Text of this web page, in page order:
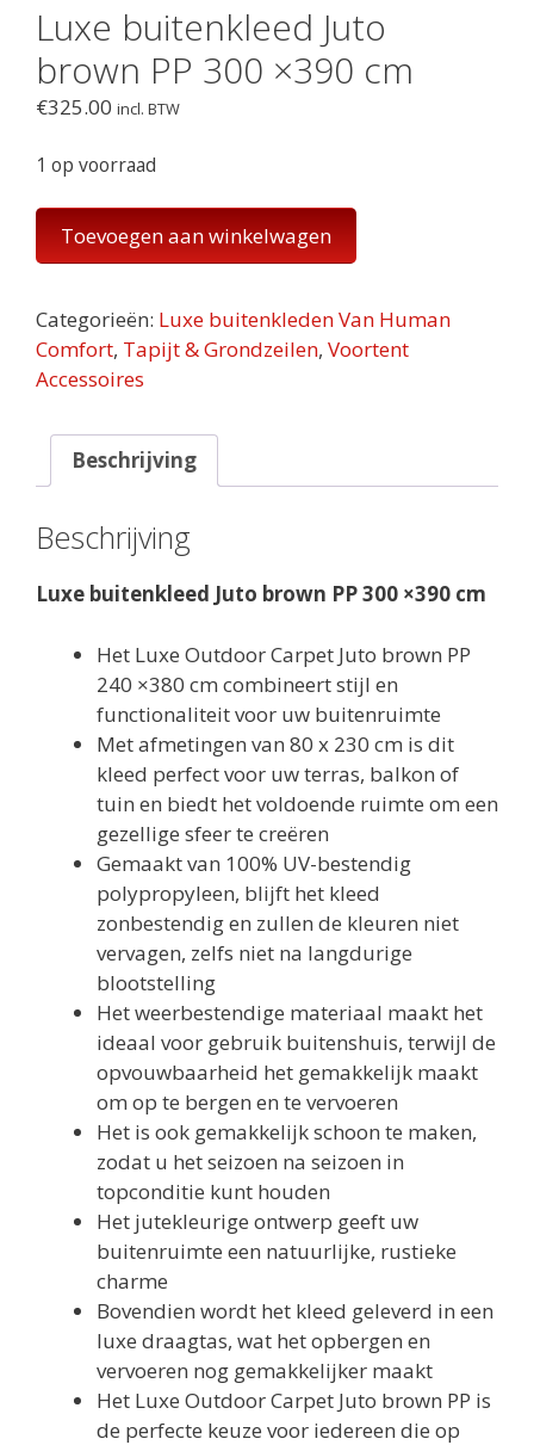
Luxe buitenkleed Juto
brown PP 300 ×390 cm
€325.00 incl. BTW
1 op voorraad
Luxe
buitenkleed
brown
PP
300
cm
aantal
Toevoegen aan winkelwagen
Categorieën: Luxe buitenkleden Van Human
Comfort, Tapijt & Grondzeilen, Voortent
Accessoires
Beschrijving
Beschrijving
Luxe buitenkleed Juto brown PP 300 ×390 cm
Het Luxe Outdoor Carpet Juto brown PP
240 ×380 cm combineert stijl en
functionaliteit voor uw buitenruimte
Met afmetingen van 80 x 230 cm is dit
kleed perfect voor uw terras, balkon of
tuin en biedt het voldoende ruimte om een
​​gezellige sfeer te creëren
Gemaakt van 100% UV-bestendig
polypropyleen, blijft het kleed
zonbestendig en zullen de kleuren niet
vervagen, zelfs niet na langdurige
blootstelling
Het weerbestendige materiaal maakt het
ideaal voor gebruik buitenshuis, terwijl de
opvouwbaarheid het gemakkelijk maakt
om op te bergen en te vervoeren
Het is ook gemakkelijk schoon te maken,
zodat u het seizoen na seizoen in
topconditie kunt houden
Het jutekleurige ontwerp geeft uw
buitenruimte een natuurlijke, rustieke
charme
Bovendien wordt het kleed geleverd in een
luxe draagtas, wat het opbergen en
vervoeren nog gemakkelijker maakt
Het Luxe Outdoor Carpet Juto brown PP is
de perfecte keuze voor iedereen die op